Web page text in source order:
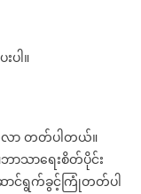
ပါ။
က်လာ တတ်ပါတယ်။
သာရေးစိတ်ပိုင်း
ဆောင်ရွက်ခွင့်ကြုံတတ်ပါ